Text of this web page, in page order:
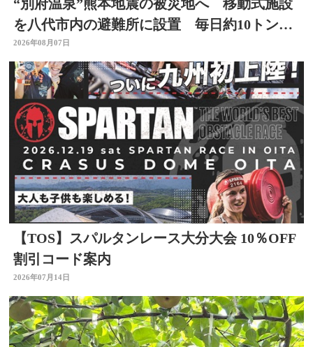
“別府温泉”熊本地震の被災地へ 移動式施設
を八代市内の避難所に設置 毎日約10トンの
温泉届ける 大分
2026年08月07日
【TOS】スパルタンレース大分大会 10％OFF
割引コード案内
2026年07月14日